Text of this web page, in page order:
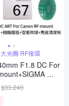
光圈 RF接環
F1.8 DC For
陶
鏡+相機魔毯+BW
清潔布(公司貨)
$33,240